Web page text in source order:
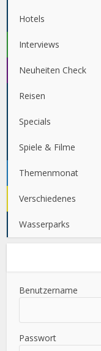
Hotels
Interviews
Neuheiten Check
Reisen
Specials
Spiele & Filme
Themenmonat
Verschiedenes
Wasserparks
Benutzername
Passwort